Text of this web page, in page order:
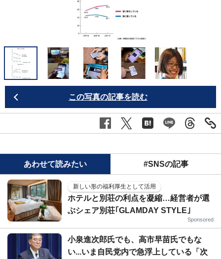
この写真の記事を読む
あわせて読みたい #SNSの記事
新しい形の福利厚生として活用
ホテルと別荘の利点を凝縮…経営者が選
ぶシェア別荘｢GLAMDAY STYLE｣
Sponsored
小泉進次郎氏でも、高市早苗氏でもな
い...いま自民党内で急浮上している「次